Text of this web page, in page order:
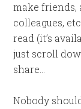
make friends,
colleagues,
read (it’s
just scroll
share…
Nobody